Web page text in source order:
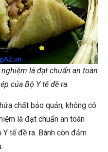
là đạt chuẩn an toàn
của Bộ Y tế đề ra.
chất bảo quản, không có
là đạt chuẩn an toàn
tế đề ra. Bánh còn đảm